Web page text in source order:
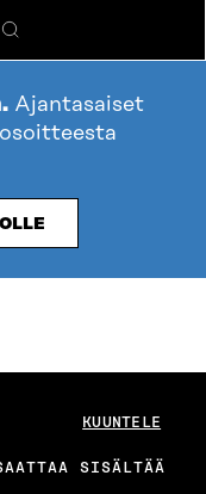
Hae
Ajantasaiset
KUUNTELE
SISÄLTÄÄ